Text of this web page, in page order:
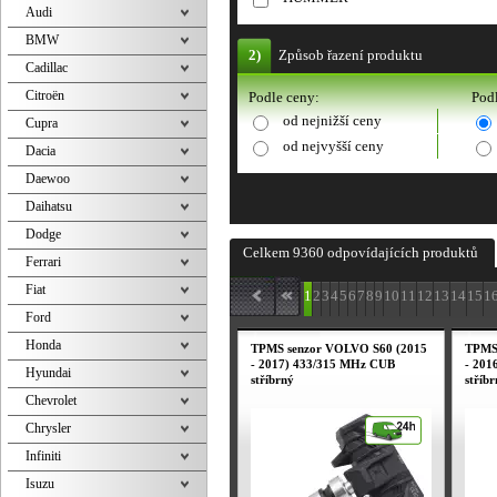
2) Způsob řazení produktu
Podle ceny:
od nejnižší ceny
od nejvyšší ceny
Celkem 9360 odpovídajících produktů
123456 789 10 11 12 13 1415
TPMS senzor VOLVO S60 (2015
- 2017) 433/315 MHz CUB
stříbrný
-
Audi
BMW
Cadillac
Citroën
Cupra
Dacia
Daewoo
Daihatsu
Dodge
Ferrari
Fiat
Ford
Honda
Hyundai
Chevrolet
Chrysler
Infiniti
Isuzu